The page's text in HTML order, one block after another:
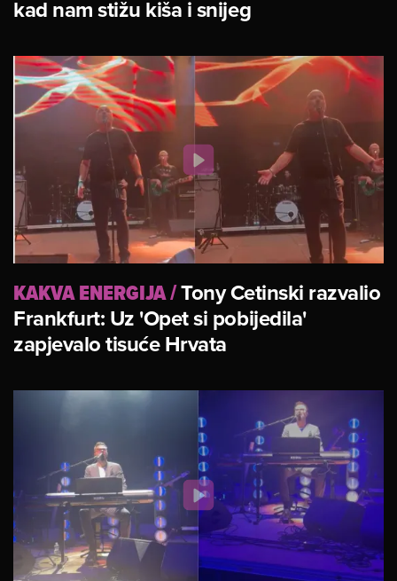
kad nam stižu kiša i snijeg
KAKVA ENERGIJA/Tony Cetinski razvalio
Frankfurt: Uz 'Opet si pobijedila'
zapjevalo tisuće Hrvata